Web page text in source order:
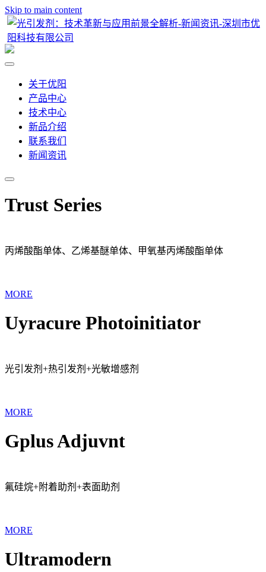
Skip to main content
关于优阳
产品中心
技术中心
新品介绍
联系我们
新闻资讯
Trust Series
丙烯酸酯单体、乙烯基醚单体、甲氧基丙烯酸酯单体
MORE
Uyracure Photoinitiator
光引发剂+热引发剂+光敏增感剂
MORE
Gplus Adjuvnt
氟硅烷+附着助剂+表面助剂
MORE
Ultramodern